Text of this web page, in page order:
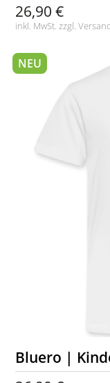
26,90 €
inkl. MwSt. zzgl.
Bluero |
NEU